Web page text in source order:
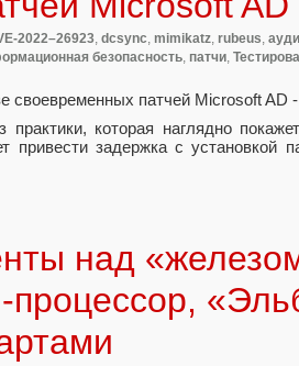
2022–26923, dcsync, mimikatz, rubeus,
безопасность, патчи,
которая наглядно
привести задержка с установкой
над